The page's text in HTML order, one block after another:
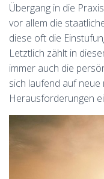
Übergang in die
vor allem die
diese oft die
Letztlich zählt in
immer auch die
sich laufend auf neue
Herausforderungen